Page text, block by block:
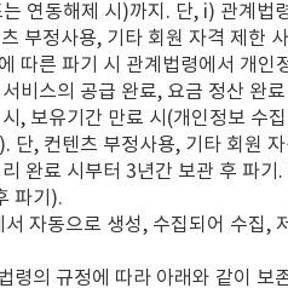
연동해제 시)까지. 단, i) 관계
부정사용, 기타 회원 자격 제한
따른 파기 시 관계법령에서 개
비스의 공급 완료, 요금 정산 완
, 보유기간 만료 시(개인정보 수
단, 컨텐츠 부정사용, 기타 회원
완료 시부터 3년간 보관 후 파
파기).
자동으로 생성, 수집되어 수집,
령의 규정에 따라 아래와 같이